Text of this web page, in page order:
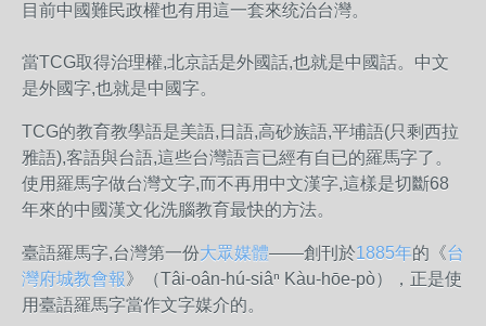
目前中國難民政權也有用這一套來统治台灣。
當TCG取得治理權,北京話是外國話,也就是中國話。中文
是外國字,也就是中國字。
TCG的教育教學語是美語,日語,高砂族語,平埔語(只剩西拉
雅語),客語與台語,這些台灣語言已經有自已的羅馬字了。
使用羅馬字做台灣文字,而不再用中文漢字,這樣是切斷68
年來的中國漢文化洗腦教育最快的方法。
臺語羅馬字,台灣第一份大眾媒體——創刊於1885年的《台
灣府城教會報》（Tâi-oân-hú-siâⁿ Kàu-hōe-pò），正是使
用臺語羅馬字當作文字媒介的。